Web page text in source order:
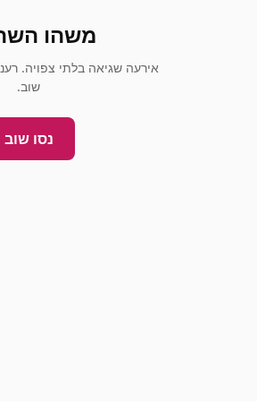
משהו
אירעה שגיאה בלתי צפויה.
שוב.
נסו שוב